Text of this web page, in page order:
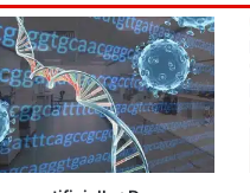
n
d
’
a
c
t